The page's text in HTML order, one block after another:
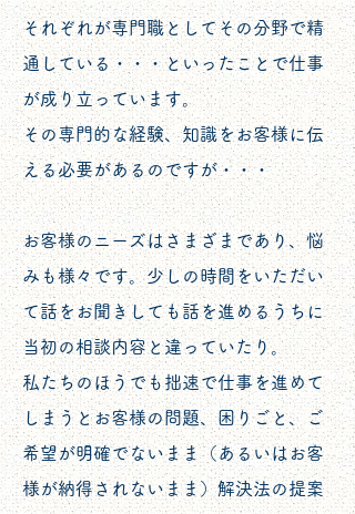
それぞれが専門職としてその分野で精
通している・・・といったことで仕事
が成り立っています。
その専門的な経験、知識をお客様に伝
える必要があるのですが・・・
お客様のニーズはさまざまであり、悩
みも様々です。少しの時間をいただい
て話をお聞きしても話を進めるうちに
当初の相談内容と違っていたり。
私たちのほうでも拙速で仕事を進めて
しまうとお客様の問題、困りごと、ご
希望が明確でないまま（あるいはお客
様が納得されないまま）解決法の提案